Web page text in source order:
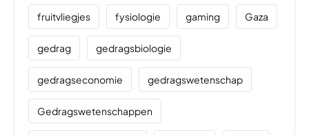
fruitvliegjes fysiologie gaming Gaza
gedrag gedragsbiologie
gedragseconomie gedragswetenschap
Gedragswetenschappen